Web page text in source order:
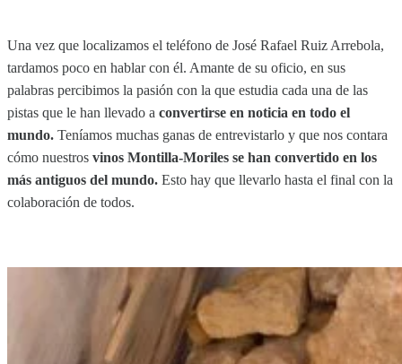
Una vez que localizamos el teléfono de José Rafael Ruiz Arrebola,
tardamos poco en hablar con él. Amante de su oficio, en sus
palabras percibimos la pasión con la que estudia cada una de las
pistas que le han llevado a convertirse en noticia en todo el
mundo. Teníamos muchas ganas de entrevistarlo y que nos contara
cómo nuestros vinos Montilla-Moriles se han convertido en los
más antiguos del mundo. Esto hay que llevarlo hasta el final con la
colaboración de todos.